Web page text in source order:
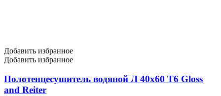
Добавить избранное
Добавить избранное
Полотенцесушитель водяной Л 40х60 Т6 Gloss
and Reiter